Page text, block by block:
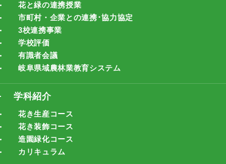
花と緑の連携授業
市町村・企業との連携･協力協定
3校連携事業
学校評価
有識者会議
岐阜県域農林業教育システム
学科紹介
花き生産コース
花き装飾コース
造園緑化コース
カリキュラム